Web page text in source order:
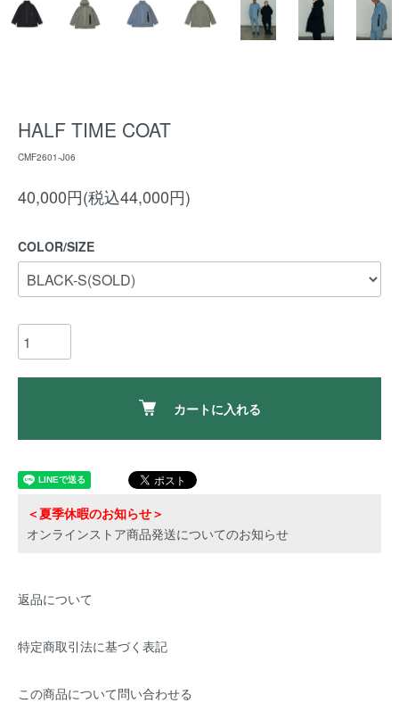
HALF TIME COAT
CMF2601-J06
40,000円(税込44,000円)
COLOR/SIZE
カートに入れる
＜夏季休暇のお知らせ＞
オンラインストア商品発送についてのお知らせ
返品について
特定商取引法に基づく表記
この商品について問い合わせる